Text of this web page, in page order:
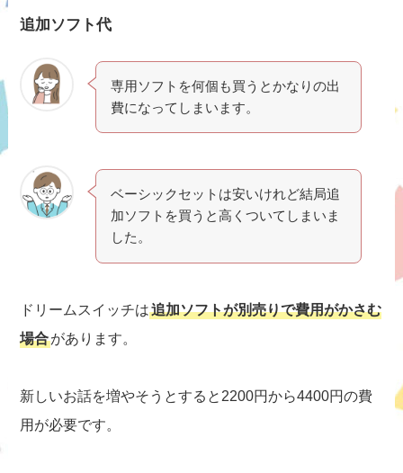
追加ソフト代
専用ソフトを何個も買うとかなりの出
費になってしまいます。
ベーシックセットは安いけれど結局追
加ソフトを買うと高くついてしまいま
した。
ドリームスイッチは追加ソフトが別売りで費用がかさむ
場合があります。
新しいお話を増やそうとすると2200円から4400円の費
用が必要です。